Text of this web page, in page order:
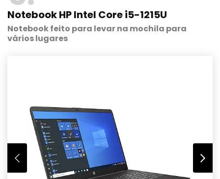
Notebook HP Intel Core i5-1215U
Notebook feito para levar na mochila para
vários lugares